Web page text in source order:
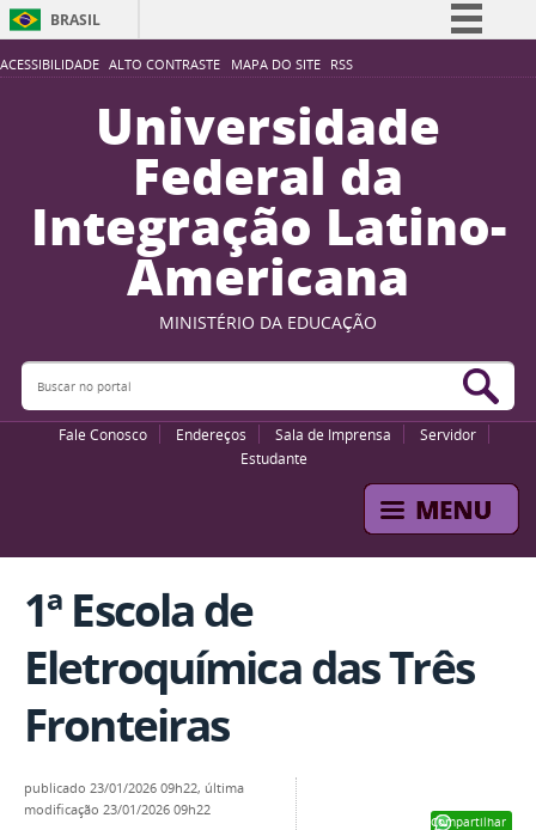
ACESSIBILIDADE ALTO CONTRASTE MAPA DO SITE RSS
BRASIL
Simplifique!
Participe
Acesso à informação
Legislação
Canais
Universidade
Federal da
Integração Latino-
Americana
MINISTÉRIO DA EDUCAÇÃO
Buscar no portal
Fale Conosco Endereços Sala de Imprensa
Servidor
Estudante
1ª Escola de
Eletroquímica das Três
Fronteiras
Compartilhar
publicado 23/01/2026 09h22, última
modificação 23/01/2026 09h22